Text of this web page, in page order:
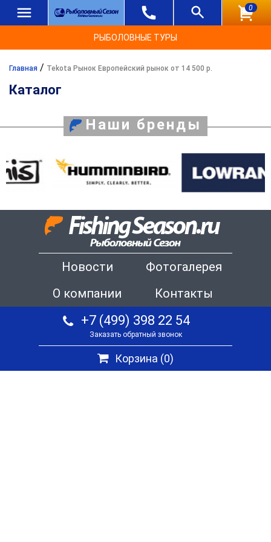
0
РЫБОЛОВНЫЕ ТУРЫ
Главная / Tekota Рынок Европейский рынок от 14 500 р.
Каталог
Наши бренды
Новости
Фотогалерея
О компании
Контакты
+7 (499) 398 22 54
Заказать обратный звонок
Корзина (0)